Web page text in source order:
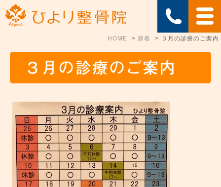
HOME 新着 ３月の診療のご案内
３月の診療のご案内